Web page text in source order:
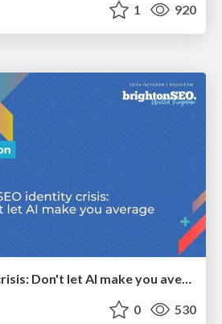
1 920
The SEO identity crisis: Don't let AI make you average
0 530